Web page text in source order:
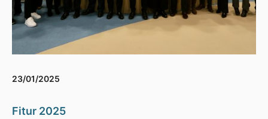
23/01/2025
Fitur 2025